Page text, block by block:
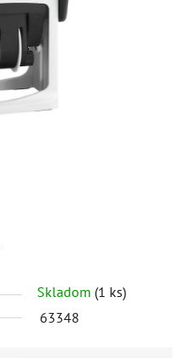
Skladom (1 ks)
63348